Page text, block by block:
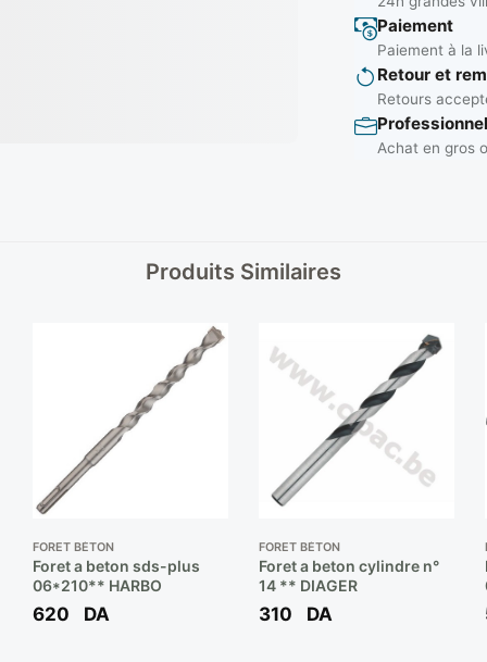
Paiement
Paiement à la
Retour et
Retours
Achat en gros
Produits Similaires
FORET BÉTON
Foret a beton sds-plus
06*210** HARBO
620 DA
FORET BÉTON
Foret a beton cylindre n°
14 ** DIAGER
310 DA